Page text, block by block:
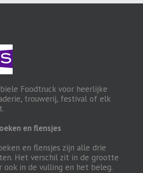
Foodtruck voor heerlijke
trouwerij, festival of elk
en flensjes
en flensjes zijn alle drie
Het verschil zit in de grootte
ook in de vulling en het beleg.